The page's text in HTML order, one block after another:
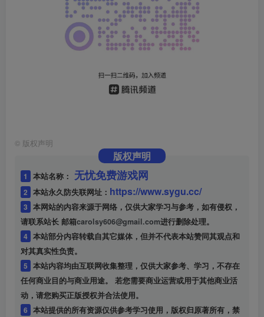
© 版权声明
版权声明
1 本站名称： 无忧免费游戏网
2 本站永久防失联网址： https://www.sygu.cc/
3 本网站的内容来源于网络，仅供大家学习与参考，如有侵权，
请联系站长 邮箱carolsy606@gmail.com进行删除处理。
4 本站部分内容转载自其它媒体，但并不代表本站赞同其观点和
对其真实性负责。
5
任何商业目的与商业用途。 若您需要商业运营或用于其他商业活
动，请您购买正版授权并合法使用。
6 本站提供的所有资源仅供参考学习使用，版权归原著所有，禁